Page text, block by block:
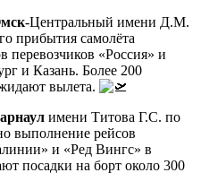
-Центральный имени Д.М.
прибытия самолёта
перевозчиков «Россия» и
и Казань. Более 200
вылета.
имени Титова Г.С. по
выполнение рейсов
и «Ред Вингс» в
посадки на борт около 300